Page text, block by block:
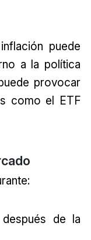
puede
a la política
provocar
como el ETF
de la